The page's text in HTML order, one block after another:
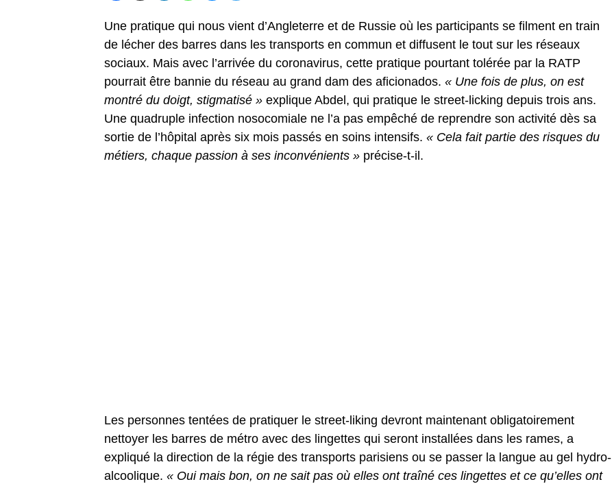
Une pratique qui nous vient d’Angleterre et de Russie où les participants se filment en train
de lécher des barres dans les transports en commun et diffusent le tout sur les réseaux
sociaux. Mais avec l’arrivée du coronavirus, cette pratique pourtant tolérée par la RATP
pourrait être bannie du réseau au grand dam des aficionados. « Une fois de plus, on est
montré du doigt, stigmatisé » explique Abdel, qui pratique le street-licking depuis trois ans.
Une quadruple infection nosocomiale ne l’a pas empêché de reprendre son activité dès sa
sortie de l’hôpital après six mois passés en soins intensifs. « Cela fait partie des risques du
métiers, chaque passion à ses inconvénients » précise-t-il.
Les personnes tentées de pratiquer le street-liking devront maintenant obligatoirement
nettoyer les barres de métro avec des lingettes qui seront installées dans les rames, a
expliqué la direction de la régie des transports parisiens ou se passer la langue au gel hydro-
alcoolique. « Oui mais bon, on ne sait pas où elles ont traîné ces lingettes et ce qu’elles ont